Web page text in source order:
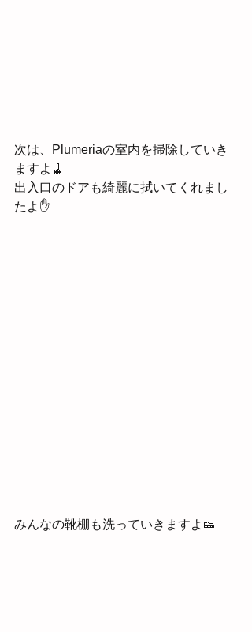
次は、Plumeriaの室内を掃除していき
ますよ🧹
出入口のドアも綺麗に拭いてくれまし
たよ✋
みんなの靴棚も洗っていきますよ👟